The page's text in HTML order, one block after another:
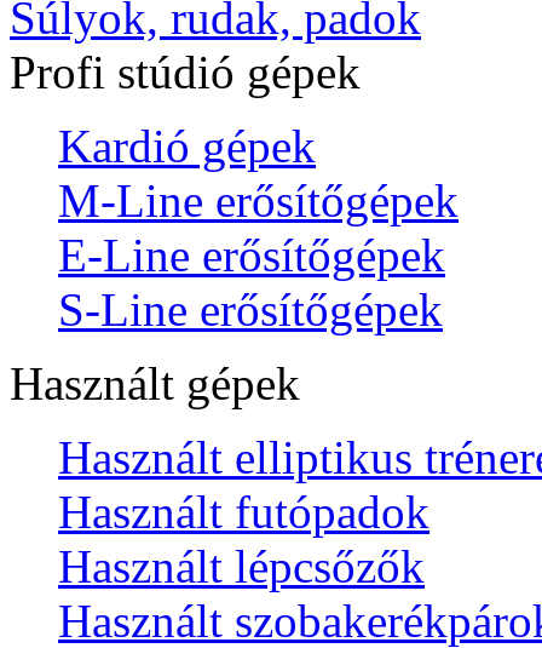
Súlyok, rudak, padok
Profi stúdió gépek
Kardió gépek
M-Line erősítőgépek
E-Line erősítőgépek
S-Line erősítőgépek
Használt gépek
Használt elliptikus
Használt futópadok
Használt lépcsőzők
Használt